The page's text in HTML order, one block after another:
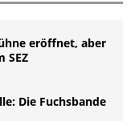
eröffnet, aber
SEZ
Die Fuchsbande